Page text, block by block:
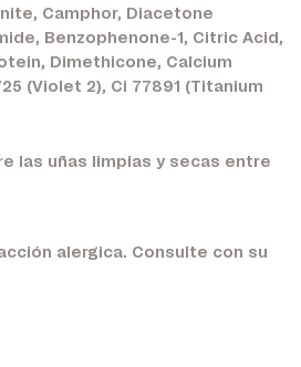
Camphor, Diacetone
Benzophenone-1, Citric Acid,
Dimethicone, Calcium
(Violet 2), Ci 77891 (Titanium
las uñas limpias y secas entre
alergica. Consulte con su